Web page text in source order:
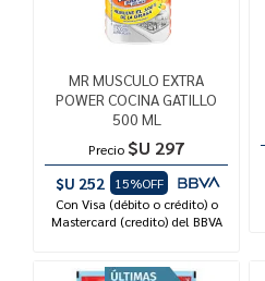
MR MUSCULO EXTRA
POWER COCINA GATILLO
500 ML
Precio $U 297
$U 252
15%OFF
Con Visa (débito o crédito) o
Mastercard (credito) del BBVA